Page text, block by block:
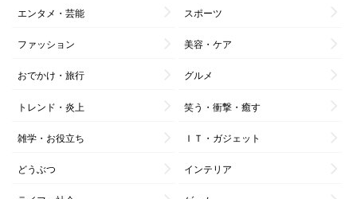
エンタメ・芸能 スポーツ
ファッション 美容・ケア
おでかけ・旅行 グルメ
トレンド・炎上 笑う・衝撃・癒す
雑学・お役立ち ＩＴ・ガジェット
どうぶつ インテリア